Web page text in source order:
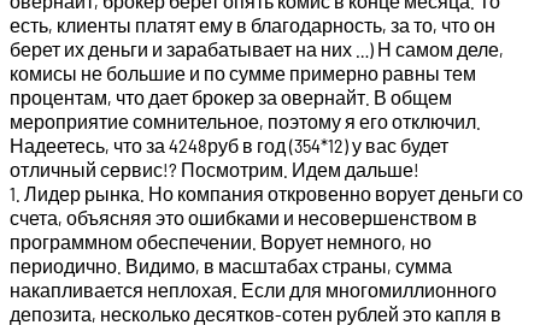
есть, клиенты платят ему в благодарность, за то, что он
берет их деньги и зарабатывает на них …) Н самом деле,
комисы не большие и по сумме примерно равны тем
процентам, что дает брокер за овернайт. В общем
мероприятие сомнительное, поэтому я его отключил.
Надеетесь, что за 4248руб в год (354*12) у вас будет
отличный сервис!? Посмотрим. Идем дальше!
1. Лидер рынка. Но компания откровенно ворует деньги со
счета, объясняя это ошибками и несовершенством в
программном обеспечении. Ворует немного, но
периодично. Видимо, в масштабах страны, сумма
накапливается неплохая. Если для многомиллионного
депозита, несколько десятков-сотен рублей это капля в